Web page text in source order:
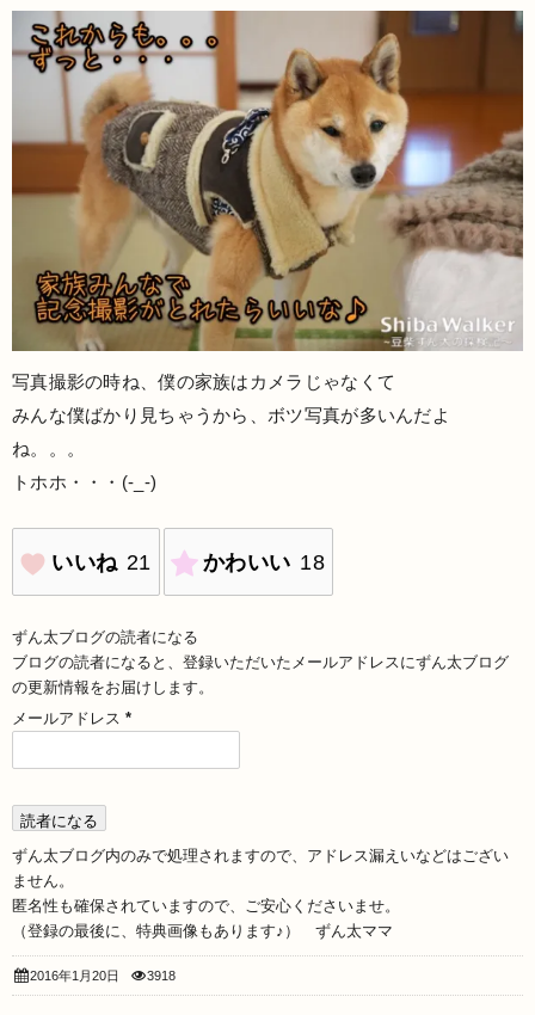
写真撮影の時ね、僕の家族はカメラじゃなくて
みんな僕ばかり見ちゃうから、ボツ写真が多いんだよ
ね。。。
トホホ・・・(-_-)
いいね 21 かわいい 18
ずん太ブログの読者になる
ブログの読者になると、登録いただいたメールアドレスにずん太ブログ
の更新情報をお届けします。
メールアドレス *
ずん太ブログ内のみで処理されますので、アドレス漏えいなどはござい
ません。
匿名性も確保されていますので、ご安心くださいませ。
（登録の最後に、特典画像もあります♪） ずん太ママ
2016年1月20日 3918